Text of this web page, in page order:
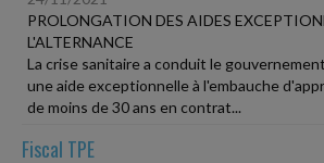
PROLONGATION DES AIDES
L'ALTERNANCE
La crise sanitaire a conduit le
une aide exceptionnelle à l'embauche
de moins de 30 ans en contrat...
Fiscal TPE